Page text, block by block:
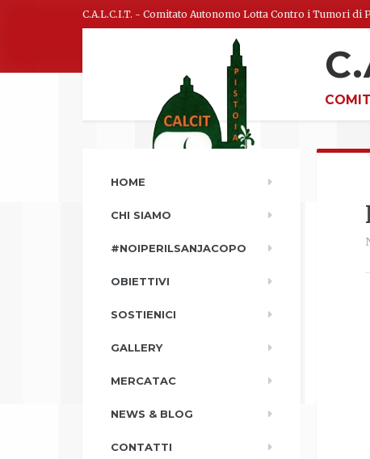
C.A.L.C.I.T. - Comitato Autonomo Lotta Contro i Tumori di
HOME
CHI SIAMO
#NOIPERILSANJACOPO
OBIETTIVI
SOSTIENICI
GALLERY
MERCATAC
NEWS & BLOG
CONTATTI